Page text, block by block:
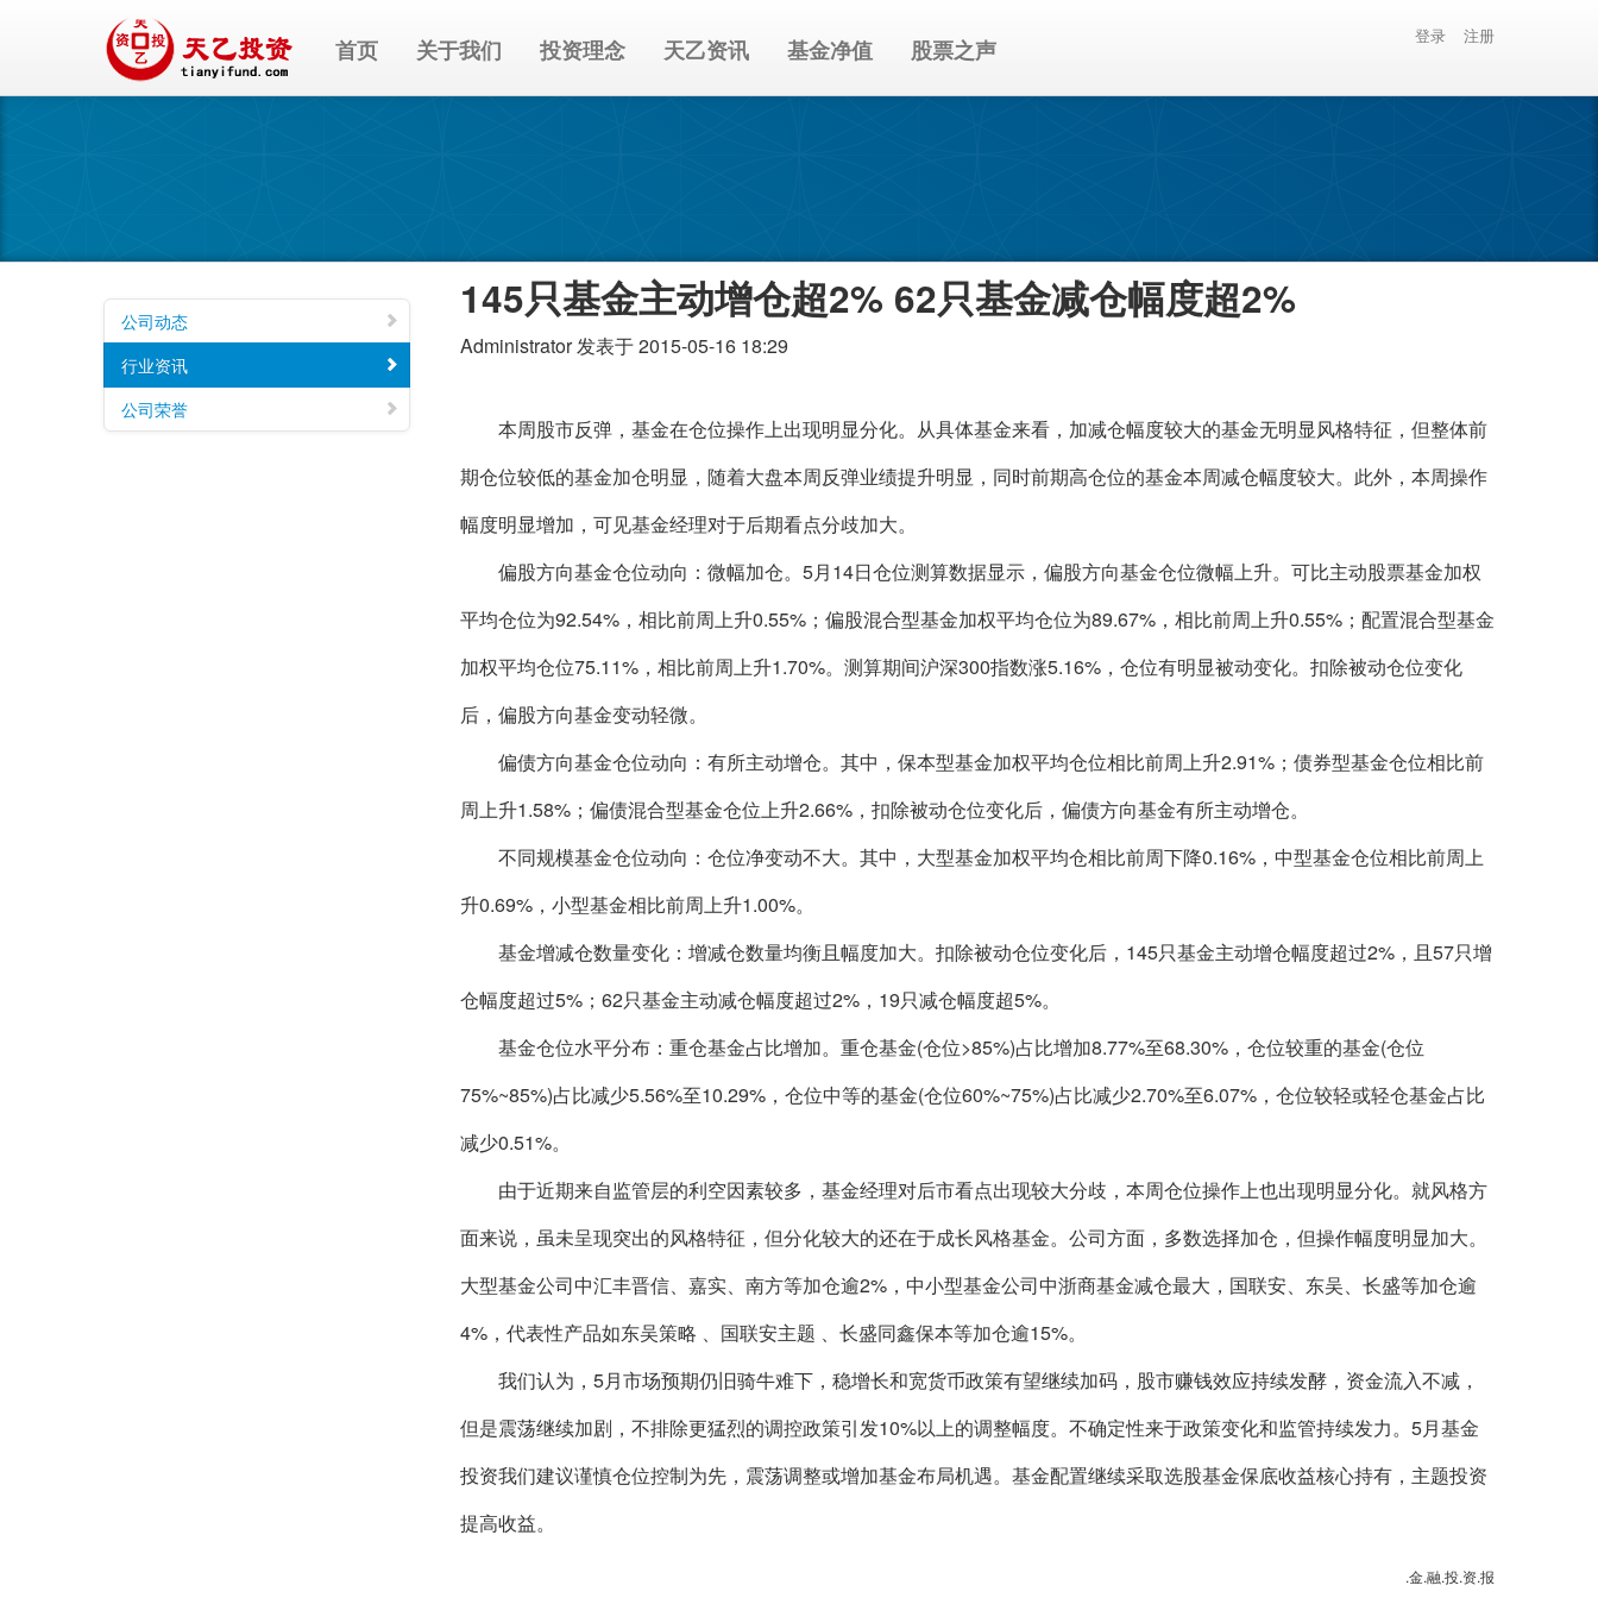
首页 关于我们 投资理念 天乙资讯 基金净值 股票之声 登录 注册
公司动态
行业资讯
公司荣誉
145只基金主动增仓超2% 62只基金减仓幅度超2%
Administrator发表于 2015-05-16 18:29
本周股市反弹，基金在仓位操作上出现明显分化。从具体基金来看，加减仓幅度较大的基金无明显风格特征，但整体前
期仓位较低的基金加仓明显，随着大盘本周反弹业绩提升明显，同时前期高仓位的基金本周减仓幅度较大。此外，本周操作
幅度明显增加，可见基金经理对于后期看点分歧加大。
偏股方向基金仓位动向：微幅加仓。5月14日仓位测算数据显示，偏股方向基金仓位微幅上升。可比主动股票基金加权
平均仓位为92.54%，相比前周上升0.55%；偏股混合型基金加权平均仓位为89.67%，相比前周上升0.55%；配置混合型基金
加权平均仓位75.11%，相比前周上升1.70%。测算期间沪深300指数涨5.16%，仓位有明显被动变化。扣除被动仓位变化
后，偏股方向基金变动轻微。
偏债方向基金仓位动向：有所主动增仓。其中，保本型基金加权平均仓位相比前周上升2.91%；债券型基金仓位相比前
周上升1.58%；偏债混合型基金仓位上升2.66%，扣除被动仓位变化后，偏债方向基金有所主动增仓。
不同规模基金仓位动向：仓位净变动不大。其中，大型基金加权平均仓相比前周下降0.16%，中型基金仓位相比前周上
升0.69%，小型基金相比前周上升1.00%。
基金增减仓数量变化：增减仓数量均衡且幅度加大。扣除被动仓位变化后，145只基金主动增仓幅度超过2%，且57只增
仓幅度超过5%；62只基金主动减仓幅度超过2%，19只减仓幅度超5%。
基金仓位水平分布：重仓基金占比增加。重仓基金(仓位>85%)占比增加8.77%至68.30%，仓位较重的基金(仓位
75%~85%)占比减少5.56%至10.29%，仓位中等的基金(仓位60%~75%)占比减少2.70%至6.07%，仓位较轻或轻仓基金占比
减少0.51%。
由于近期来自监管层的利空因素较多，基金经理对后市看点出现较大分歧，本周仓位操作上也出现明显分化。就风格方
面来说，虽未呈现突出的风格特征，但分化较大的还在于成长风格基金。公司方面，多数选择加仓，但操作幅度明显加大。
大型基金公司中汇丰晋信、嘉实、南方等加仓逾2%，中小型基金公司中浙商基金减仓最大，国联安、东吴、长盛等加仓逾
4%，代表性产品如东吴策略 、 国联安主题 、 长盛同鑫保本等加仓逾15%。
我们认为，5月市场预期仍旧骑牛难下，稳增长和宽货币政策有望继续加码，股市赚钱效应持续发酵，资金流入不减，
但是震荡继续加剧，不排除更猛烈的调控政策引发10%以上的调整幅度。不确定性来于政策变化和监管持续发力。5月基金
投资我们建议谨慎仓位控制为先，震荡调整或增加基金布局机遇。基金配置继续采取选股基金保底收益核心持有，主题投资
提高收益。
.金.融.投.资.报